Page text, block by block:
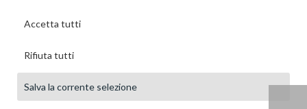
Accetta tutti
Rifiuta tutti
Salva la corrente selezione